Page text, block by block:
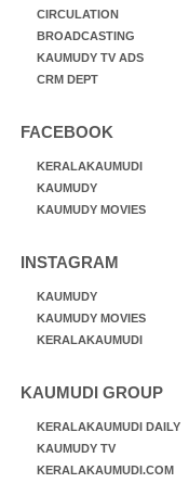
CIRCULATION
BROADCASTING
KAUMUDY TV ADS
CRM DEPT
FACEBOOK
KERALAKAUMUDI
KAUMUDY
KAUMUDY MOVIES
INSTAGRAM
KAUMUDY
KAUMUDY MOVIES
KERALAKAUMUDI
KAUMUDI GROUP
KERALAKAUMUDI DAILY
KAUMUDY TV
KERALAKAUMUDI.COM